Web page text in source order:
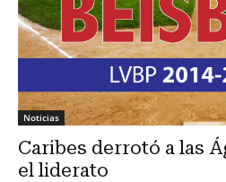
Noticias
Caribes derrotó a las
el liderato